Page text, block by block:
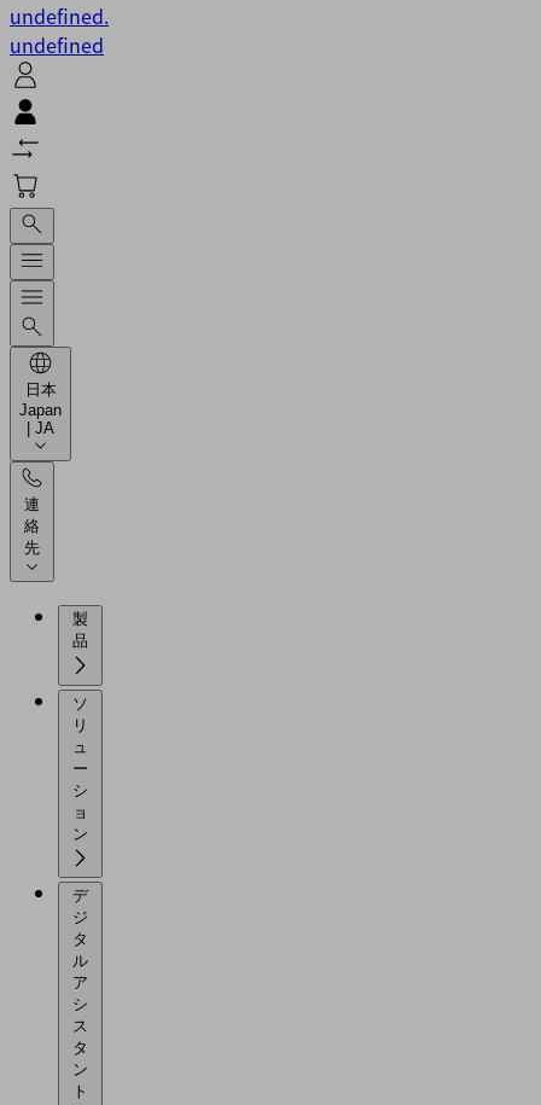
undefined.
undefined
日本
Japan
| JA
連
絡
先
製
ソ
リ
ュ
ー
シ
ョ
デ
ジ
タ
ル
ア
シ
ス
タ
ン